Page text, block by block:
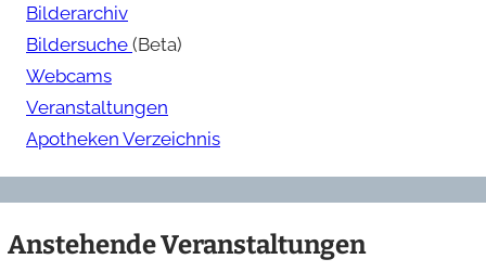
Bilderarchiv
Bildersuche (Beta)
Webcams
Veranstaltungen
Apotheken Verzeichnis
Anstehende Veranstaltungen